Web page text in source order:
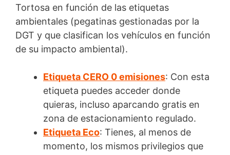
Tortosa en función de las etiquetas
ambientales (pegatinas gestionadas por la
DGT y que clasifican los vehículos en función
de su impacto ambiental).
Etiqueta CERO 0 emisiones: Con esta
etiqueta puedes acceder donde
quieras, incluso aparcando gratis en
zona de estacionamiento regulado.
Etiqueta Eco: Tienes, al menos de
momento, los mismos privilegios que